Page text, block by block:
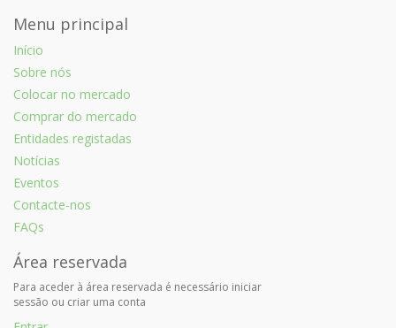
Menu principal
Início
Sobre nós
Colocar no mercado
Comprar do mercado
Entidades registadas
Notícias
Eventos
Contacte-nos
FAQs
Área reservada
Para aceder à área reservada é necessário iniciar
sessão ou criar uma conta